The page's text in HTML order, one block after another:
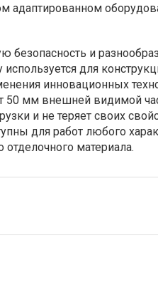
адаптированном
безопасность и
для
инновационных
50 мм внешней видимой
и не теряет своих
для работ любого
материала.